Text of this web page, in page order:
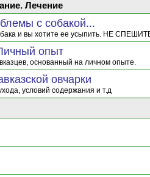
Лечение
с собакой...
и вы хотите ее усыпить. НЕ
опыт
основанный на личном опыте.
овчарки
условий содержания и т.д